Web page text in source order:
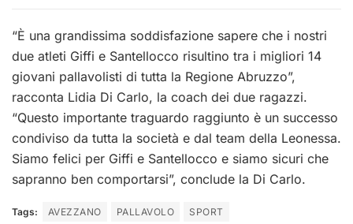
“È una grandissima soddisfazione sapere che i nostri
due atleti Giffi e Santellocco risultino tra i migliori 14
giovani pallavolisti di tutta la Regione Abruzzo”,
racconta Lidia Di Carlo, la coach dei due ragazzi.
“Questo importante traguardo raggiunto è un successo
condiviso da tutta la società e dal team della Leonessa.
Siamo felici per Giffi e Santellocco e siamo sicuri che
sapranno ben comportarsi”, conclude la Di Carlo.
Tags: AVEZZANO PALLAVOLO SPORT